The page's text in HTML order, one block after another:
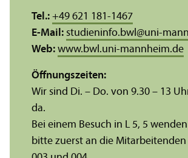
Tel.: +49 621 181-1467
E-Mail: studieninfo.bwl @uni-
Web: www.bwl.uni-mannheim.de
Öffnungs­zeiten:
Wir sind Di. – Do. von 9.30 – 13
da.
Bei einem Besuch in L 5, 5
bitte zuerst an die Mitarbeitenden